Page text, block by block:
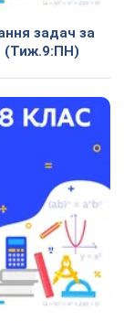
задач за
(Тиж.9:ПН)